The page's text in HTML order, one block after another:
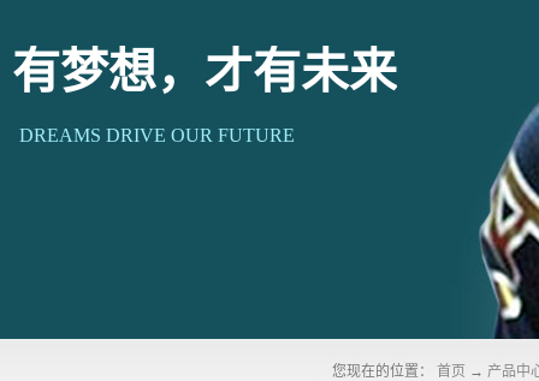
有梦想，才有未来
DREAMS DRIVE OUR FUTURE
您现在的位置： 首页 → 产品中